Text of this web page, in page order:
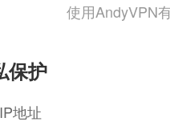
使用AndyVPN
保护
地址